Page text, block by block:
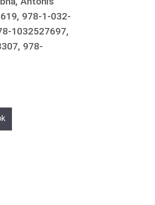
978-1-032-
1032527697,
978-